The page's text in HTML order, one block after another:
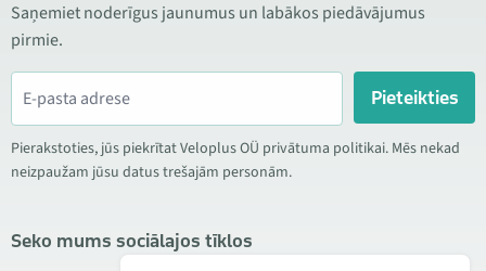
Saņemiet noderīgus jaunumus un labākos piedāvājumus
pirmie.
Pieteikties
Pierakstoties, jūs piekrītat Veloplus OÜ privātuma politikai. Mēs nekad
neizpaužam jūsu datus trešajām personām.
Seko mums sociālajos tīklos